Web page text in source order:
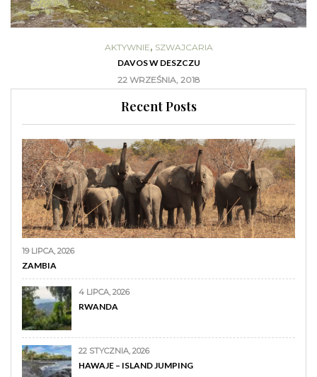
AKTYWNIE, SZWAJCARIA
DAVOS W DESZCZU
22 WRZEŚNIA, 2018
Recent Posts
19 LIPCA, 2026
ZAMBIA
4 LIPCA, 2026
RWANDA
22 STYCZNIA, 2026
HAWAJE – ISLAND JUMPING